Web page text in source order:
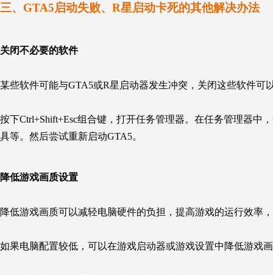
三、GTA5启动失败、R星启动卡死的其他解决办法
关闭不必要的软件
某些软件可能与GTA5或R星启动器发生冲突，关闭这些软件
按下Ctrl+Shift+Esc组合键，打开任务管理器。在任务管理器
具等。然后尝试重新启动GTA5。
降低游戏画质设置
降低游戏画质可以减轻电脑硬件的负担，提高游戏的运行效率
如果电脑配置较低，可以在游戏启动器或游戏设置中降低游戏